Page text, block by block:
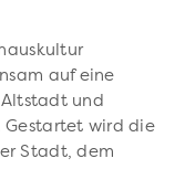
auf eine
Altstadt und
Gestartet wird die
Stadt, dem